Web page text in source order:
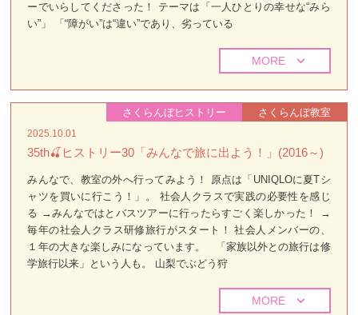
ーでいらしてくださった！ テーマは「一人ひとりの幸せな“みら
い”」 「“障がい”は“違い”であり、劣っている
MORE
さくらんぼ教室
さくらんぼヒストリー
2025.10.01
35th🍒ヒストリー30「みんなで旅に出よう！」(2016～)
みんなで、教室の外へ行ってみよう！ 原点は「UNIQLOに夏Tシ
ャツを買いに行こう！」。 社会人クラスで実践の必要性を感じ
る →みんなではとバスツアーに行ったらすごく楽しかった！ →
毎年の社会人クラス研修旅行がスタート！ 社会人メンバーの、
１年の大きな楽しみになっています。 「家族以外との旅行は修
学旅行以来」という人も。 山梨でぶどう狩
MORE